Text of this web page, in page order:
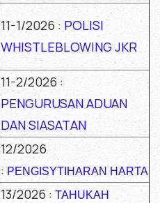
11-1/2026 : POLISI
WHISTLEBLOWING JKR
11-2/2026 :
PENGURUSAN ADUAN
DAN SIASATAN
12/2026
: PENGISYTIHARAN HARTA
13/2026 : TAHUKAH